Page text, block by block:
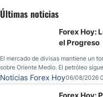
Últimas noticias
Forex Hoy:
el Progreso
El mercado de divisas mantiene un
sobre Oriente Medio. El petróleo
y los operadores esperan nuevas
Unidos.
Noticias Forex Hoy06/08/2026